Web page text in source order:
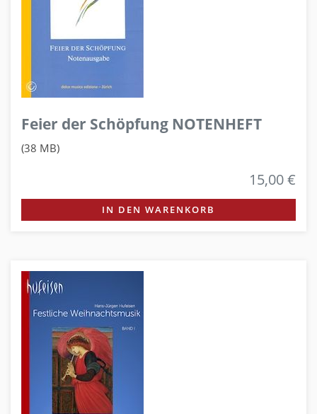
Feier der Schöpfung NOTENHEFT
(38 MB)
15,00 €
IN DEN WARENKORB